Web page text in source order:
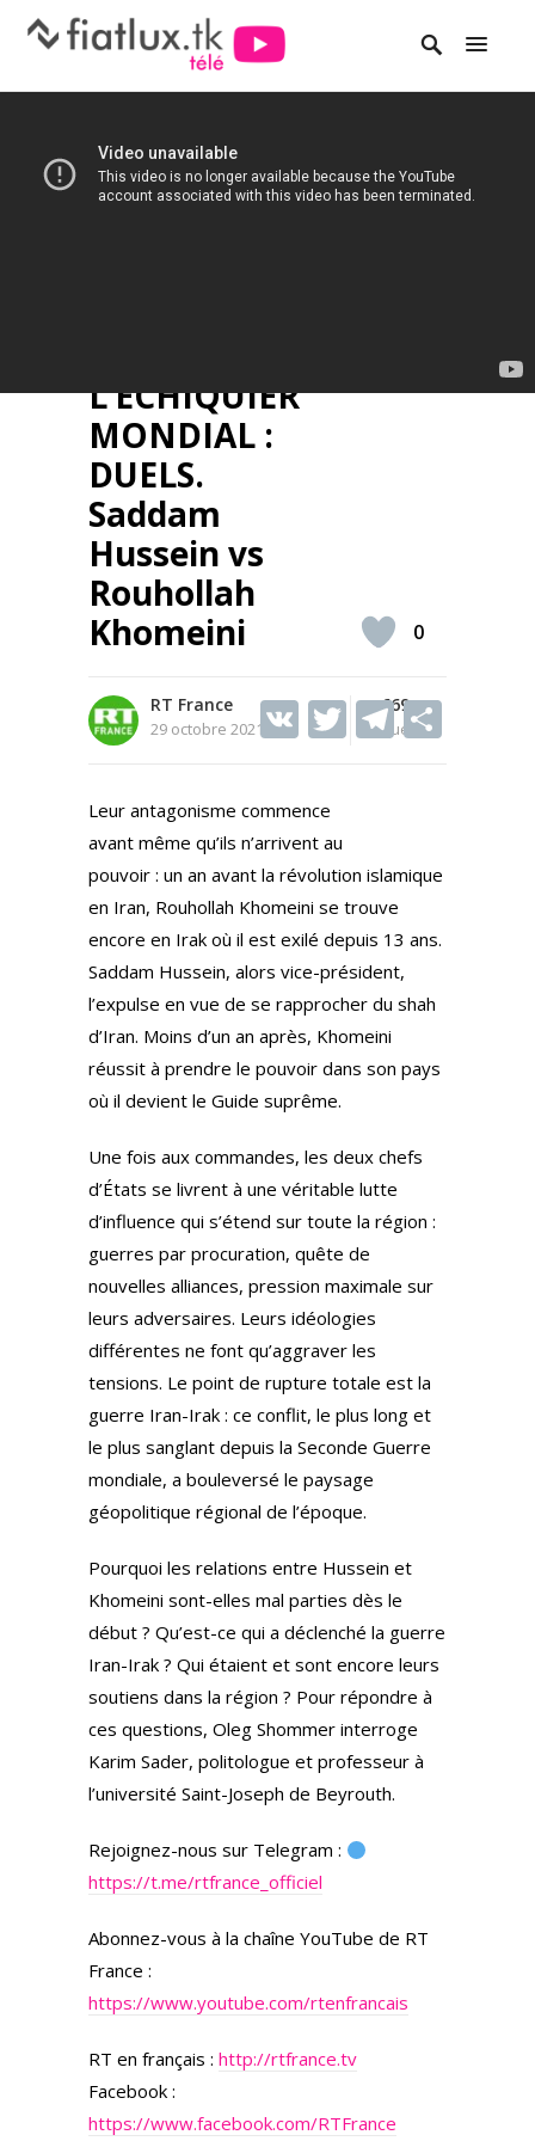
L’ECHIQUIER
MONDIAL :
DUELS.
Saddam
Hussein vs
Rouhollah
Khomeini
RT France
29 octobre 2021
669
Vues
V T T
a
m
0
Leur antagonisme commence
avant même qu’ils n’arrivent au
pouvoir : un an avant la révolution islamique
en Iran, Rouhollah Khomeini se trouve
encore en Irak où il est exilé depuis 13 ans.
Saddam Hussein, alors vice-président,
l’expulse en vue de se rapprocher du shah
d’Iran. Moins d’un an après, Khomeini
réussit à prendre le pouvoir dans son pays
où il devient le Guide suprême.
Une fois aux commandes, les deux chefs
d’États se livrent à une véritable lutte
d’influence qui s’étend sur toute la région :
guerres par procuration, quête de
nouvelles alliances, pression maximale sur
leurs adversaires. Leurs idéologies
différentes ne font qu’aggraver les
tensions. Le point de rupture totale est la
guerre Iran-Irak : ce conflit, le plus long et
le plus sanglant depuis la Seconde Guerre
mondiale, a bouleversé le paysage
géopolitique régional de l’époque.
Pourquoi les relations entre Hussein et
Khomeini sont-elles mal parties dès le
début ? Qu’est-ce qui a déclenché la guerre
Iran-Irak ? Qui étaient et sont encore leurs
soutiens dans la région ? Pour répondre à
ces questions, Oleg Shommer interroge
Karim Sader, politologue et professeur à
l’université Saint-Joseph de Beyrouth.
Rejoignez-nous sur Telegram :
https://t.me/rtfrance_officiel
Abonnez-vous à la chaîne YouTube de RT
France :
https://www.youtube.com/rtenfrancais
RT en français : http://rtfrance.tv
Facebook :
https://www.facebook.com/RTFrance